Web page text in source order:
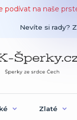
na naše
Nevíte si rady?
Zlaté